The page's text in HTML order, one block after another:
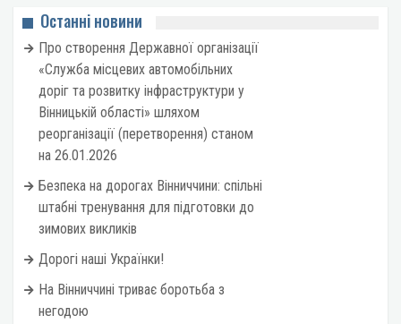
Останні новини
Про створення Державної організації
«Служба місцевих автомобільних
доріг та розвитку інфраструктури у
Вінницькій області» шляхом
реорганізації (перетворення) станом
на 26.01.2026
Безпека на дорогах Вінниччини: спільні
штабні тренування для підготовки до
зимових викликів
Дорогі наші Українки!
На Вінниччині триває боротьба з
негодою